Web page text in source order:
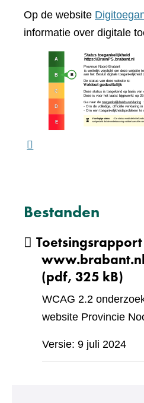
Op de website
informatie over digitale
Bestanden
Toetsingsrapport
(pdf, 325 kB)
WCAG 2.2
website Provincie
Versie: 9 juli 2024